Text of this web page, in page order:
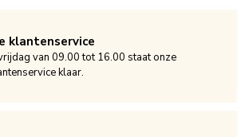
klantenservice
van 09.00 tot 16.00 staat onze
klaar.